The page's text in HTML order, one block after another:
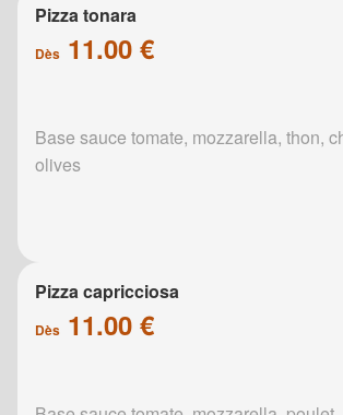
Pizza tonara
Dès 11.00 €
Base sauce tomate, mozzarella, thon,
olives
Pizza capricciosa
Dès 11.00 €